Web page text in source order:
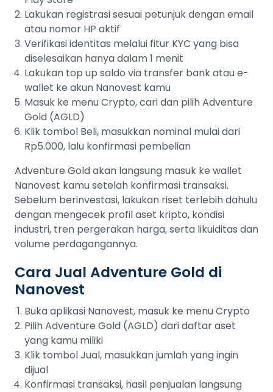
Lakukan registrasi sesuai petunjuk dengan email
atau nomor HP aktif
Verifikasi identitas melalui fitur KYC yang bisa
diselesaikan hanya dalam 1 menit
Lakukan top up saldo via transfer bank atau e-
wallet ke akun Nanovest kamu
Masuk ke menu Crypto, cari dan pilih Adventure
Gold (AGLD)
Klik tombol Beli, masukkan nominal mulai dari
Rp5.000, lalu konfirmasi pembelian
Adventure Gold akan langsung masuk ke wallet
Nanovest kamu setelah konfirmasi transaksi.
Sebelum berinvestasi, lakukan riset terlebih dahulu
dengan mengecek profil aset kripto, kondisi
industri, tren pergerakan harga, serta likuiditas dan
volume perdagangannya.
Cara Jual Adventure Gold di
Nanovest
Buka aplikasi Nanovest, masuk ke menu Crypto
Pilih Adventure Gold (AGLD) dari daftar aset
yang kamu miliki
Klik tombol Jual, masukkan jumlah yang ingin
dijual
Konfirmasi transaksi, hasil penjualan langsung